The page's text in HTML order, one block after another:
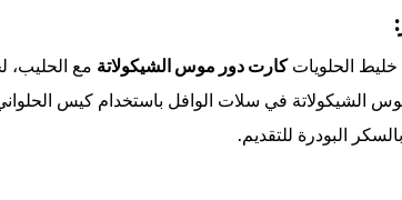
الحلوياتكارت دور موس الشيكولاتة مع الحليب،
الشيكولاتة في سلات الوافل باستخدام كيس الحلواني
البودرة للتقديم.